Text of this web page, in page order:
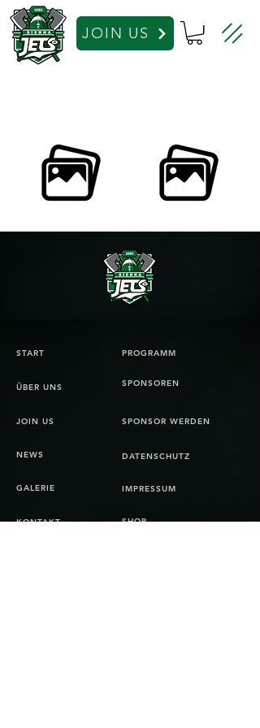
JOIN US
START
ÜBER UNS SPONSOREN
PROGRAMM
JOIN US
NEWS
GALERIE
KONTAKT
SPONSOR WERDEN
DATENSCHUTZ
IMPRESSUM
SHOP